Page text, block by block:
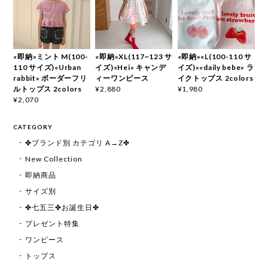
«即納»ミント M(100-
110 サイズ)«Urban
rabbit» ボーダーフリ
ルトップス 2colors
¥2,070
«即納»XL(117~123 サ
イズ)«Hei» キャンデ
ィーワンピース
¥2,880
«即納»«L(100-110 サ
イズ)»«daily bebe» ラ
イクトップス 2colors
¥1,980
CATEGORY
✤ブランド別 カテゴリ A→Z✤
New Collection
即納商品
サイズ別
✤七五三✤お誕生日✤
プレゼント特集
ワンピース
トップス